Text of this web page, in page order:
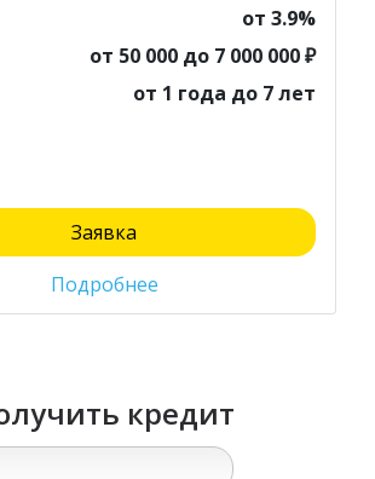
от 3.9%
от 50 000 до 7 000 000 ₽
от 1 года до 7 лет
Заявка
Подробнее
кредит